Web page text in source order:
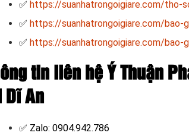
✅ https://suanhatrongoigiare.com/tho-
✅ https://suanhatrongoigiare.com/
✅ https://suanhatrongoigiare.com/
tin liên hệ Ý Thuận
Dĩ An
✅ Zalo: 0904.942.786